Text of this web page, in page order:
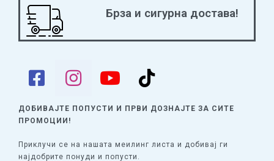
Брза и сигурна достава!
ДОБИВАЈТЕ ПОПУСТИ И ПРВИ ДОЗНАЈТЕ ЗА СИТЕ
ПРОМОЦИИ!
Приклучи се на нашата меилинг листа и добивај ги
најдобрите понуди и попусти.